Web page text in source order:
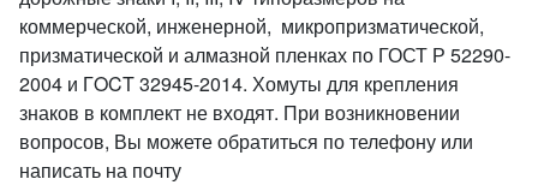
коммерческой, инженерной, микропризматической,
призматической и алмазной пленках по ГОСТ Р 52290-
2004 и ГOCT 32945-2014. Хомуты для крепления
знаков в комплект не входят. При возникновении
вопросов, Вы можете обратиться по телефону или
написать на почту